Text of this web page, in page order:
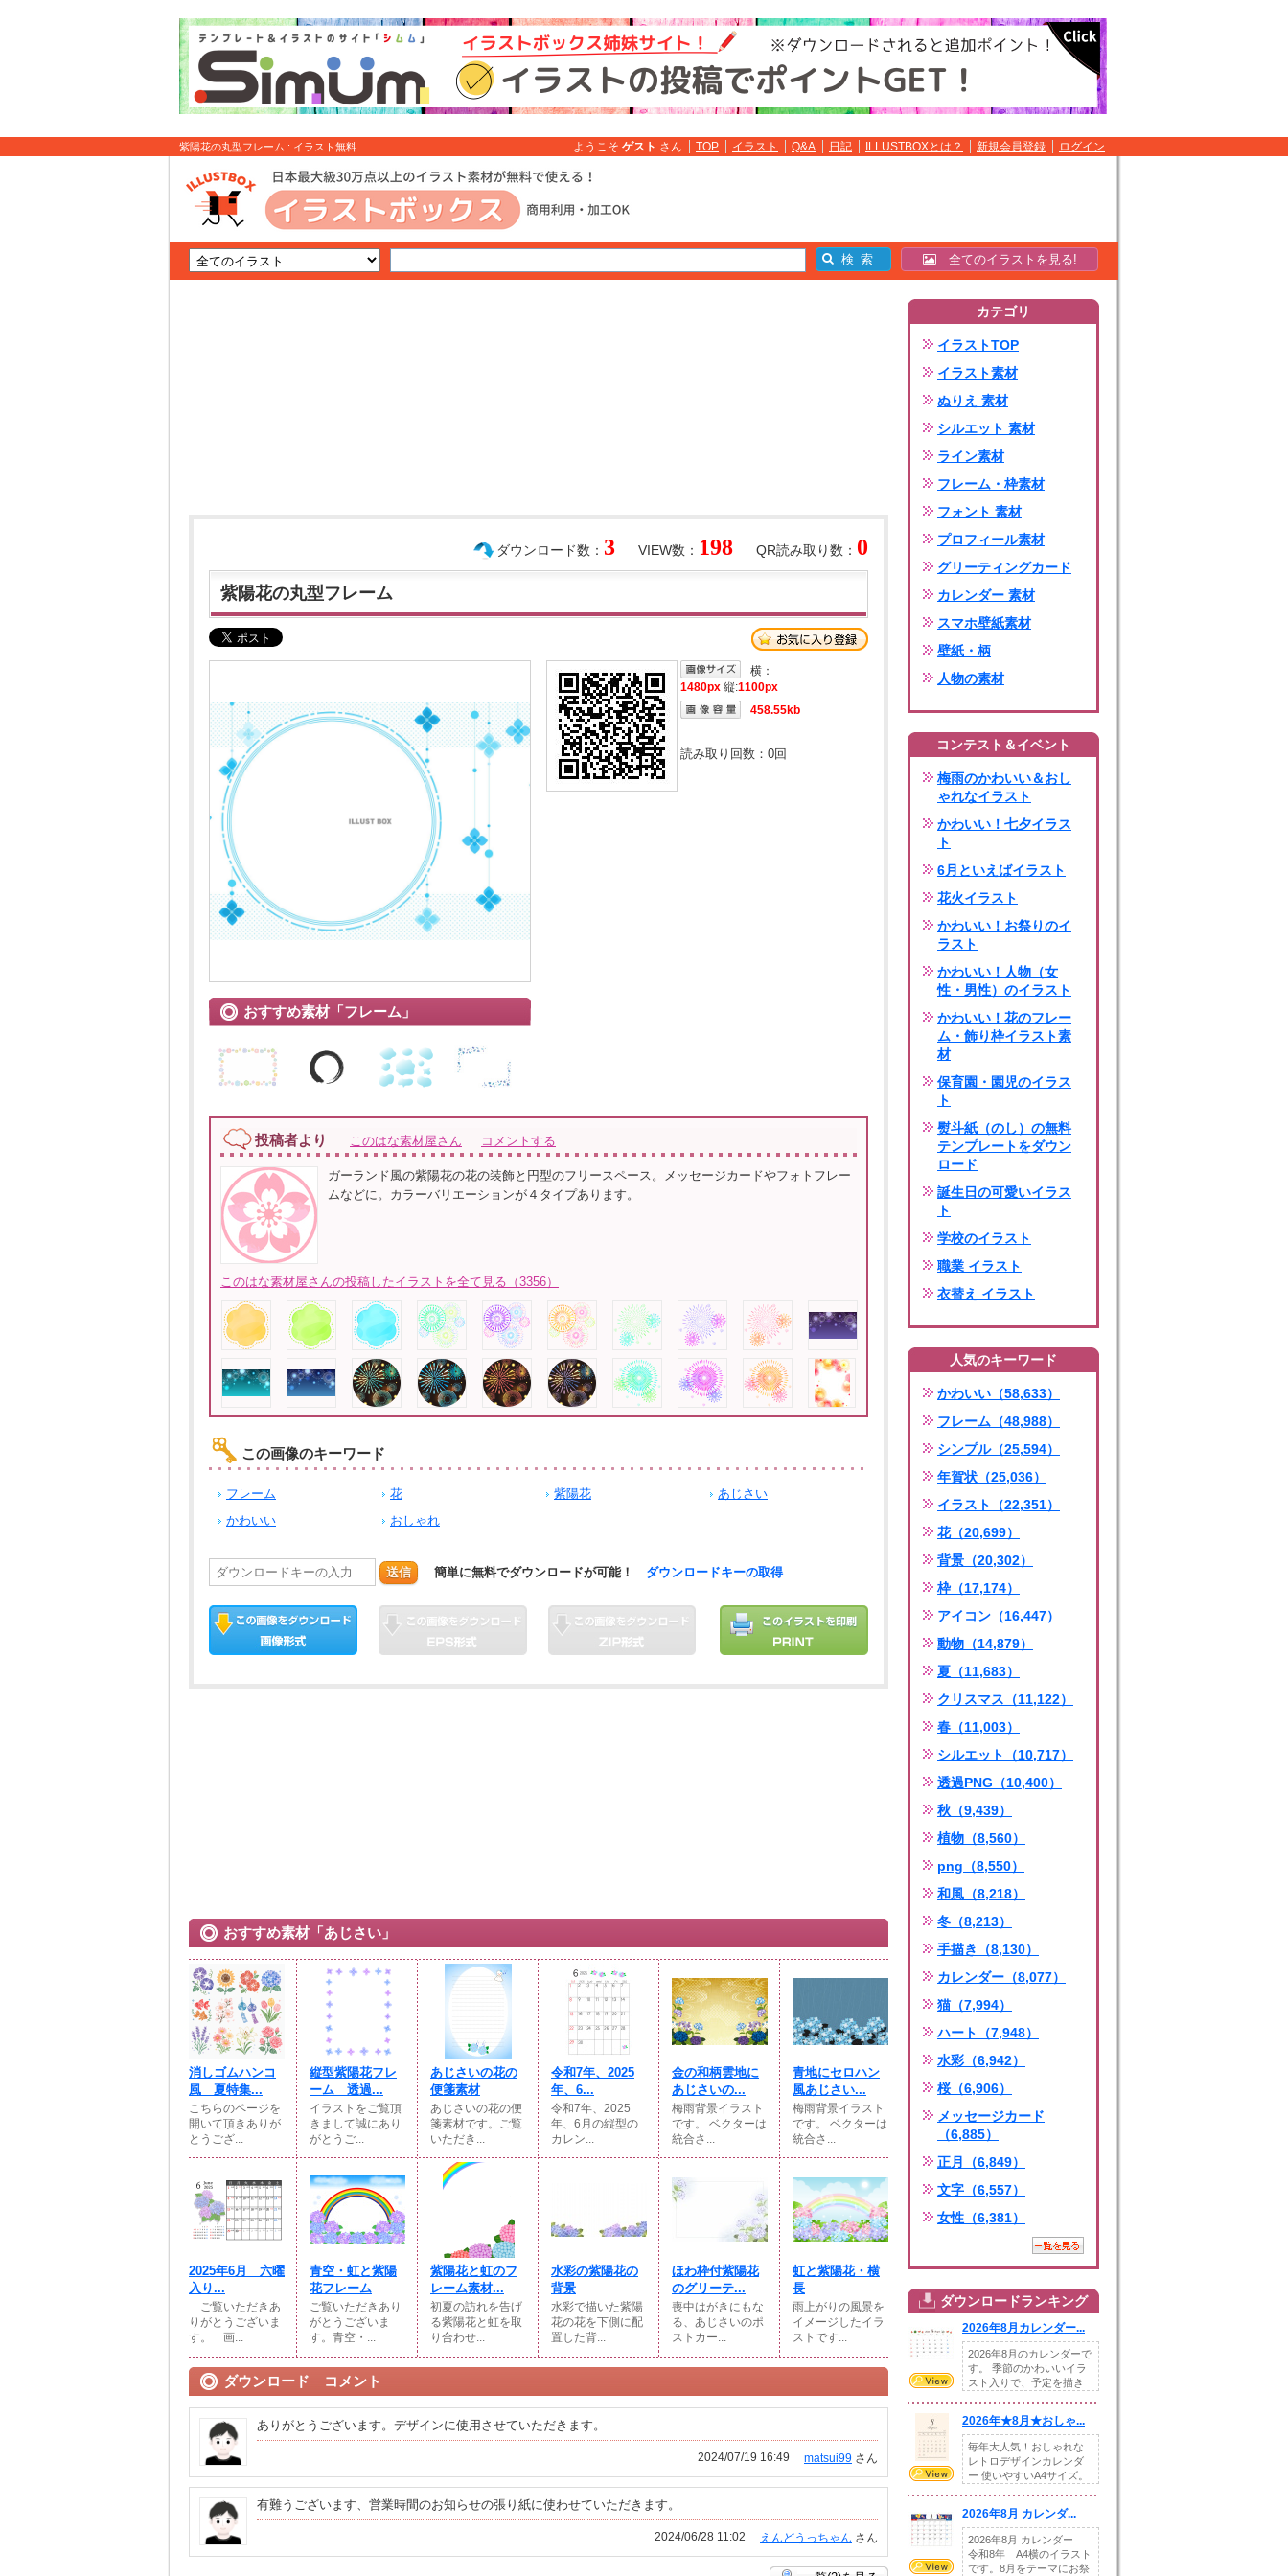
紫陽花の丸型フレーム : イラスト無料 ようこそ ゲスト さん TOP イラスト Q&A 日記 ILLUSTBOXとは？ 新規会員登録 ログイン
全てのイラストを見る!
QR読み取り数： 0
VIEW数： 198
ダウンロード数： 3
紫陽花の丸型フレーム
おすすめ素材「フレーム」
横：
1480px 縦:1100px
458.55kb
読み取り回数： 0回
投稿者より このはな素材屋さん コメントする
ガーランド風の紫陽花の花の装飾と円型のフリースペース。メッセージカードやフォトフレー
ムなどに。カラーバリエーションが４タイプあります。
このはな素材屋さんの投稿したイラストを全て見る（3356）
この画像のキーワード
フレーム 花 紫陽花
あじさい
かわいい
おしゃれ
送信 簡単に無料でダウンロードが可能！ ダウンロードキーの取得
おすすめ素材「あじさい」
消しゴムハンコ
風 夏特集...
こちらのページを
開いて頂きありが
とうござ...
縦型紫陽花フレ
ーム 透過...
イラストをご覧頂
きまして誠にあり
がとうご...
あじさいの花の
便箋素材
あじさいの花の便
箋素材です。ご覧
いただき...
令和7年、2025
年、6...
令和7年、2025
年、6月の縦型の
カレン...
金の和柄雲地に
あじさいの...
梅雨背景イラスト
です。 ベクターは
統合さ...
青地にセロハン
風あじさい...
梅雨背景イラスト
です。 ベクターは
統合さ...
2025年6月 六曜
入り...
ご覧いただきあ
りがとうございま
す。 画...
青空・虹と紫陽
花フレーム
ご覧いただきあり
がとうございま
す。青空・...
紫陽花と虹のフ
レーム素材...
初夏の訪れを告げ
る紫陽花と虹を取
り合わせ...
水彩の紫陽花の
背景
水彩で描いた紫陽
花の花を下側に配
置した背...
ほわ枠付紫陽花
のグリーテ...
喪中はがきにもな
る、あじさいのポ
ストカー...
虹と紫陽花・横
長
雨上がりの風景を
イメージしたイラ
ストです...
ダウンロード コメント
ありがとうございます。デザインに使用させていただきます。
matsui99 さん
2024/07/19 16:49
有難うございます、営業時間のお知らせの張り紙に使わせていただきます。
えんどうっちゃん さん
2024/06/28 11:02
カテゴリ
イラストTOP
イラスト素材
ぬりえ 素材
シルエット 素材
ライン素材
フレーム・枠素材
フォント 素材
プロフィール素材
グリーティングカード
カレンダー 素材
スマホ壁紙素材
壁紙・柄
人物の素材
コンテスト＆イベント
梅雨のかわいい＆おし
ゃれなイラスト
かわいい！七夕イラス
ト
6月といえばイラスト
花火イラスト
かわいい！お祭りのイ
ラスト
かわいい！人物（女
性・男性）のイラスト
かわいい！花のフレー
ム・飾り枠イラスト素
材
保育園・園児のイラス
ト
熨斗紙（のし）の無料
テンプレートをダウン
ロード
誕生日の可愛いイラス
ト
学校のイラスト
職業 イラスト
衣替え イラスト
人気のキーワード
かわいい（58,633）
フレーム（48,988）
シンプル（25,594）
年賀状（25,036）
イラスト（22,351）
花（20,699）
背景（20,302）
枠（17,174）
アイコン（16,447）
動物（14,879）
夏（11,683）
クリスマス（11,122）
春（11,003）
シルエット（10,717）
透過PNG（10,400）
秋（9,439）
植物（8,560）
png（8,550）
和風（8,218）
冬（8,213）
手描き（8,130）
カレンダー（8,077）
猫（7,994）
ハート（7,948）
水彩（6,942）
桜（6,906）
メッセージカード
（6,885）
正月（6,849）
文字（6,557）
女性（6,381）
ダウンロードランキング
2026年8月カレンダー...
2026年8月のカレンダーで
す。 季節のかわいいイラ
スト入りで、予定を描き
2026年★8月★おしゃ...
毎年大人気！おしゃれな
レトロデザインカレンダ
ー 使いやすいA4サイズ。
2026年8月 カレンダ...
2026年8月 カレンダー
令和8年 A4横のイラスト
です。8月をテーマにお祭